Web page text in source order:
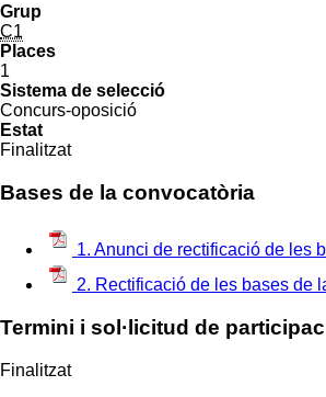
Grup
C1
Places
1
Sistema de selecció
Concurs-oposició
Estat
Finalitzat
Bases de la convocatòria
1. Anunci de rectificació de les
2. Rectificació de les bases de
Termini i sol·licitud de
Finalitzat